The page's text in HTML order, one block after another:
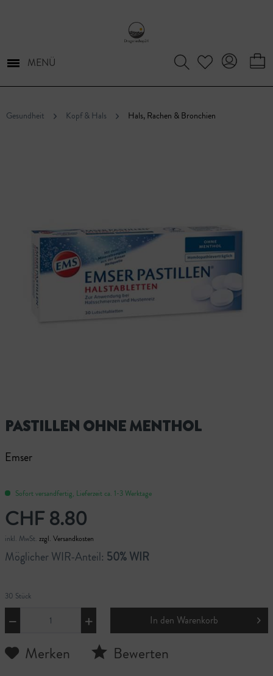
MENÜ
Gesundheit Kopf & Hals Hals, Rachen & Bronchien
PASTILLEN OHNE MENTHOL
Emser
Sofort versandfertig, Lieferzeit ca. 1-3 Werktage
CHF 8.80
inkl. MwSt. zzgl. Versandkosten
Möglicher WIR-Anteil: 50% WIR
30 Stück
In den Warenkorb
Merken Bewerten